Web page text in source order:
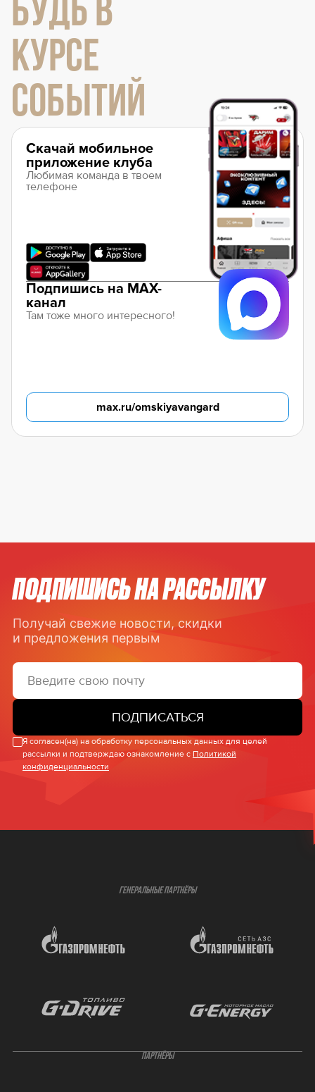
БУДЬ В
КУРСЕ
СОБЫТИЙ
Скачай мобильное
приложение клуба
Любимая команда в твоем
телефоне
Подпишись на MAX-
канал
Там тоже много интересного!
max.ru/omskiyavangard
ПОДПИШИСЬ НА РАССЫЛКУ
Получай свежие новости, скидки
и предложения первым
ПОДПИСАТЬСЯ
Я согласен(на) на обработку персональных данных для целей
рассылки и подтверждаю ознакомление с Политикой
конфиденциальности
ГЕНЕРАЛЬНЫЕ ПАРТНЁРЫ
ПАРТНЁРЫ